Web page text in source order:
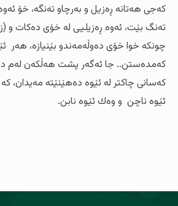
که‌جی هه‌تانه‌ ڕه‌زیل و به‌رچاو ته‌نگه‌، خۆ
ته‌نگ بێت، ئه‌وه‌ ڕه‌زیلیی له‌ خۆی ده‌کات و
چونکه‌ خوا خۆی ده‌وڵه‌مه‌ندو بێنیازه‌، هه‌ر
که‌مده‌ستن.. جا ئه‌گه‌ر پشت هه‌ڵکه‌ن له‌م
که‌سانی چاکتر له‌ ئێوه‌ ده‌هێنێته‌ مه‌یدان،
ئێوه‌ ناچن و وه‌ك ئێوه‌ نابن.